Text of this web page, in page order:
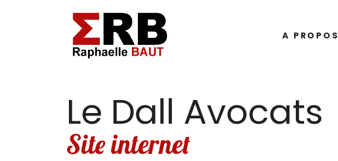
A PROPOS
Le Dall Avocats
Site internet